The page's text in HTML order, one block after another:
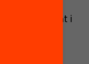
seguiment i
etc.